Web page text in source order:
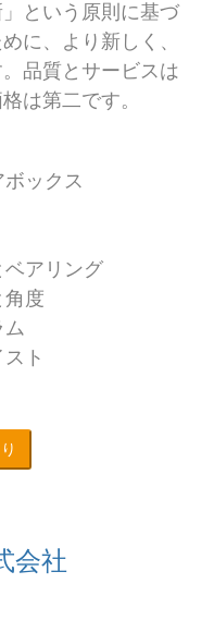
という原則に基づ
に、より新しく、
品質とサービスは
は第二です。
ックス
ベアリング
角度
ム
ト
会社